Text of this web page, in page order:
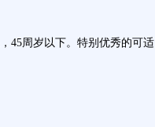
周岁以下。特别优秀的可